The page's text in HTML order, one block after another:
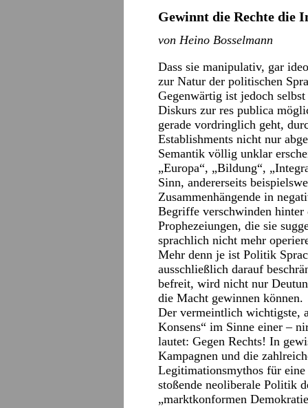
Gewinnt die Rechte die
von Heino Bosselmann
Dass sie manipulativ, gar
zur Natur der politischen
Gegenwärtig ist jedoch
Diskurs zur res publica
gerade vordringlich geht,
Establishments nicht nur
Semantik völlig unklar
„Europa“, „Bildung“,
Sinn, andererseits
Zusammenhängende in
Begriffe verschwinden hinter
Prophezeiungen, die sie
sprachlich nicht mehr
Mehr denn je ist Politik
ausschließlich darauf
befreit, wird nicht nur
die Macht gewinnen können.
Der vermeintlich wichtigste,
Konsens“ im Sinne einer –
lautet: Gegen Rechts! In
Kampagnen und die
Legitimationsmythos für
stoßende neoliberale Politik
„marktkonformen